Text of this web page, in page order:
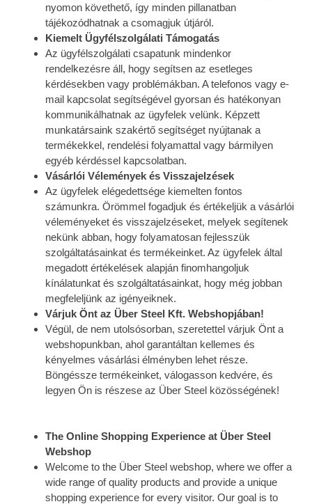
nyomon követhető, így minden pillanatban
tájékozódhatnak a csomagjuk útjáról.
Kiemelt Ügyfélszolgálati Támogatás
Az ügyfélszolgálati csapatunk mindenkor
rendelkezésre áll, hogy segítsen az esetleges
kérdésekben vagy problémákban. A telefonos vagy e-
mail kapcsolat segítségével gyorsan és hatékonyan
kommunikálhatnak az ügyfelek velünk. Képzett
munkatársaink szakértő segítséget nyújtanak a
termékekkel, rendelési folyamattal vagy bármilyen
egyéb kérdéssel kapcsolatban.
Vásárlói Vélemények és Visszajelzések
Az ügyfelek elégedettsége kiemelten fontos
számunkra. Örömmel fogadjuk és értékeljük a vásárlói
véleményeket és visszajelzéseket, melyek segítenek
nekünk abban, hogy folyamatosan fejlesszük
szolgáltatásainkat és termékeinket. Az ügyfelek által
megadott értékelések alapján finomhangoljuk
kínálatunkat és szolgáltatásainkat, hogy még jobban
megfeleljünk az igényeiknek.
Várjuk Önt az Über Steel Kft. Webshopjában!
Végül, de nem utolsósorban, szeretettel várjuk Önt a
webshopunkban, ahol garantáltan kellemes és
kényelmes vásárlási élményben lehet része.
Böngéssze termékeinket, válogasson kedvére, és
legyen Ön is részese az Über Steel közösségének!
The Online Shopping Experience at Über Steel
Webshop
Welcome to the Über Steel webshop, where we offer a
wide range of quality products and provide a unique
shopping experience for every visitor. Our goal is to